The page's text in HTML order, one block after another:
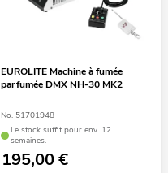
EUROLITE Machine à fumée
parfumée DMX NH-30 MK2
No. 51701948
Le stock suffit pour env. 12
semaines.
195,00€